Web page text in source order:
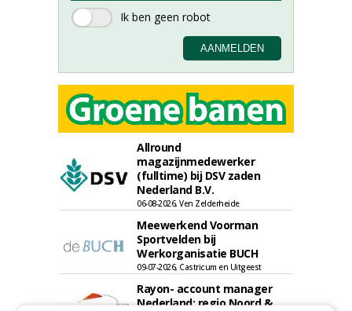
Allround
magazijnmedewerker
(fulltime) bij DSV zaden
Nederland B.V.
06-08-2026, Ven Zelderheide
Meewerkend Voorman
Sportvelden bij
Werkorganisatie BUCH
09-07-2026, Castricum en Uitgeest
Rayon- account manager
Nederland; regio Noord &